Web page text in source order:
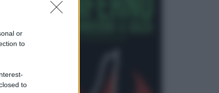
or
to
to